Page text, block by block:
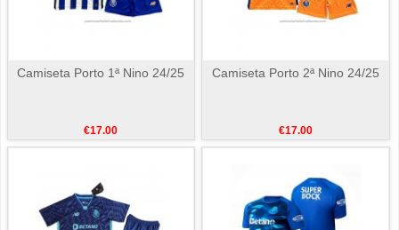
Camiseta Porto 1ª Nino 24/25
€17.00
Camiseta Porto 2ª Nino 24/25
€17.00